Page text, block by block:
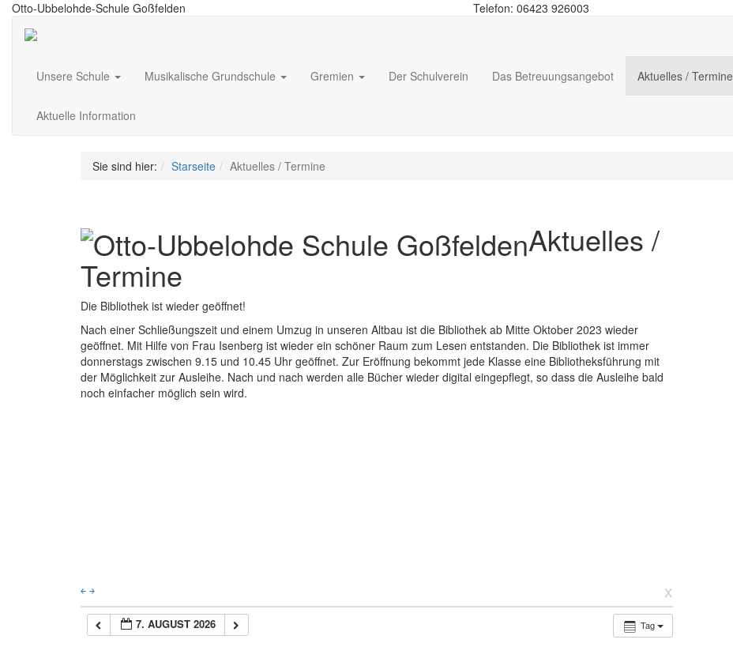
Otto-Ubbelohde-Schule Goßfelden Telefon: 06423 926003
Unsere Schule Musikalische Grundschule Gremien Der Schulverein Das Betreuungsangebot Aktuelles / Termine
Aktuelle Information
Sie sind hier: Starseite Aktuelles / Termine
Aktuelles /
Termine
Die Bibliothek ist wieder geöffnet!
Nach einer Schließungszeit und einem Umzug in unseren Altbau ist die Bibliothek ab Mitte Oktober 2023 wieder
geöffnet. Mit Hilfe von Frau Isenberg ist wieder ein schöner Raum zum Lesen entstanden. Die Bibliothek ist immer
donnerstags zwischen 9.15 und 10.45 Uhr geöffnet. Zur Eröffnung bekommt jede Klasse eine Bibliotheksführung mit
der Möglichkeit zur Ausleihe. Nach und nach werden alle Bücher wieder digital eingepflegt, so dass die Ausleihe bald
noch einfacher möglich sein wird.
￩ ￫ x
Tag
7. AUGUST 2026